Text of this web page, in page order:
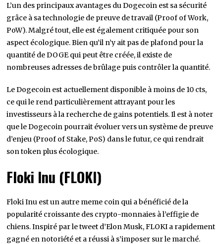
L’un des principaux avantages du Dogecoin est sa sécurité
grâce à sa technologie de preuve de travail (Proof of Work,
PoW). Malgré tout, elle est également critiquée pour son
aspect écologique. Bien qu’il n’y ait pas de plafond pour la
quantité de DOGE qui peut être créée, il existe de
nombreuses adresses de brûlage puis contrôler la quantité.
Le Dogecoin est actuellement disponible à moins de 10 cts,
ce qui le rend particulièrement attrayant pour les
investisseurs à la recherche de gains potentiels. Il est à noter
que le Dogecoin pourrait évoluer vers un système de preuve
d’enjeu (Proof of Stake, PoS) dans le futur, ce qui rendrait
son token plus écologique.
Floki Inu (FLOKI)
Floki Inu est un autre meme coin qui a bénéficié de la
popularité croissante des crypto-monnaies à l’effigie de
chiens. Inspiré par le tweet d’Elon Musk, FLOKI a rapidement
gagné en notoriété et a réussi à s’imposer sur le marché.